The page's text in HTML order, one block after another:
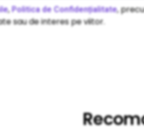
,Politica de Confidențialitate,
sau de interes pe viitor.